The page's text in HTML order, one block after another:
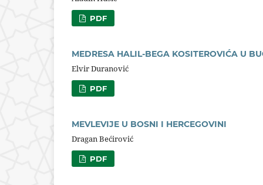
PDF
MEDRESA HALIL-BEGA KOSITEROVIĆA U
Elvir Duranović
PDF
MEVLEVIJE U BOSNI I HERCEGOVINI
Dragan Bećirović
PDF